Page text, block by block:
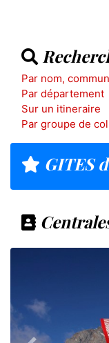
Par nom,
Par département
Sur un itineraire
Par groupe de
GITES